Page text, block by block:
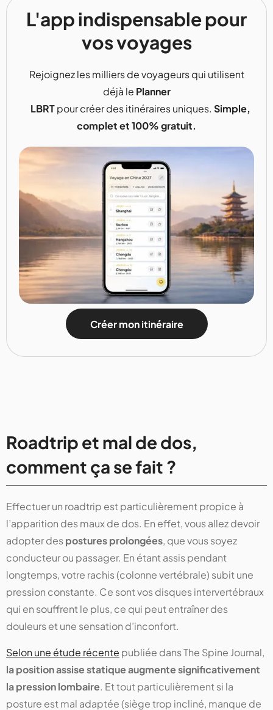
L'app indispensable pour
vos voyages
Rejoignez les milliers de voyageurs qui utilisent
déjà le Planner
LBRTpour créer des itinéraires uniques. Simple,
complet et 100% gratuit.
Créer mon itinéraire
Roadtrip et mal de dos,
comment ça se fait ?
Effectuer un roadtrip est particulièrement propice à
l’apparition des maux de dos. En effet, vous allez devoir
adopter despostures prolongées, que vous soyez
conducteur ou passager. En étant assis pendant
longtemps, votre rachis (colonne vertébrale) subit une
pression constante. Ce sont vos disques intervertébraux
qui en souffrent le plus, ce qui peut entraîner des
douleurs et une sensation d’inconfort.
Selon une étude récente publiée dans The Spine Journal,
la position assise statique augmente significativement
la pression lombaire. Et tout particulièrement si la
posture est mal adaptée (siège trop incliné, manque de